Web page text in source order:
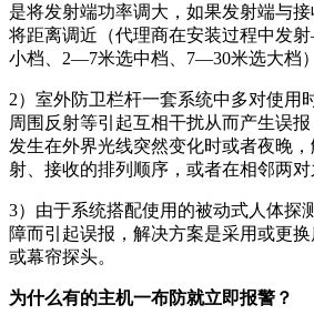
是将发射端功率调大，如果发射端与
将距离调近（代理商在安装过程中发
小档、2—7米选中档、7—30米选大档）
2）室外防卫栏杆一套系统中多对使用
周围反射等引起互相干扰从而产生误
发生在外界光线突然变化时或者夜晚
射、接收的排列顺序，或者在相邻两对
3）由于系统搭配使用的被动式人体探
障而引起误报，解决方案是采用或更
或幕帘探头。
为什么有的主机一布防就立即报警？